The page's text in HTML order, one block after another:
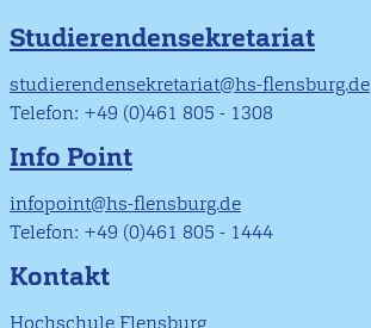
Studierendensekretariat
studierendensekretariat@hs-flensburg.de
Telefon: +49 (0)461 805 - 1308
Info Point
infopoint@hs-flensburg.de
Telefon: +49 (0)461 805 - 1444
Kontakt